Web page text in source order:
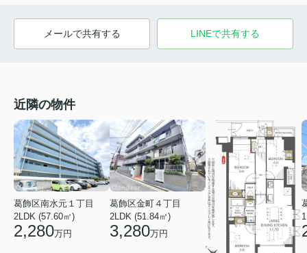
メールで共有する LINEで共有する
近隣の物件
葛飾区南水元１丁目
2LDK (57.60㎡)
2,280万円
葛飾区金町４丁目
2LDK (51.84㎡)
3,280万円